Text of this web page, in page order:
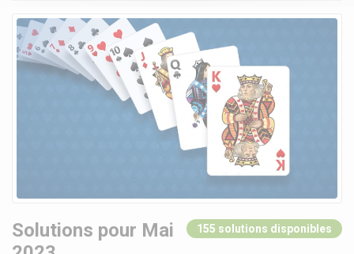
Solutions pour Mai
155 solutions disponibles